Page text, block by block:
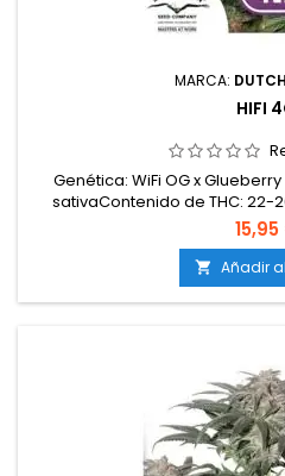
MARCA:
HIFI
Genética: WiFi OG x
sativaContenido de THC: 22-
semanas en
g/m²Producción en exterior:
principios de octubre)Altura:
200 cm en exteriorAromas y
 Añadir